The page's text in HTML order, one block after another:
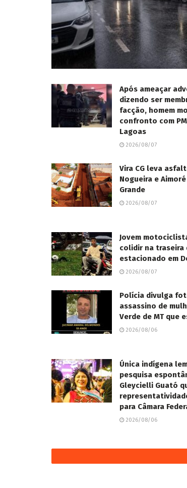
Após ameaçar
dizendo ser
facção, homem
confronto com
Lagoas
2026/08/07
Vira CG leva
Nogueira e Aimoré
Grande
2026/08/07
Jovem
colidir na traseira
estacionado em
2026/08/07
Polícia divulga
assassino de
Verde de MT que
2026/08/06
Única indígena
pesquisa
Gleycielli Guató
para Câmara
2026/08/06